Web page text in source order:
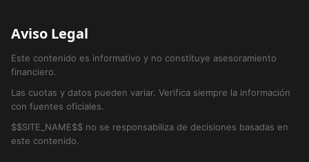
Aviso Legal
Este contenido es informativo y no constituye asesoramiento
financiero.
Las cuotas y datos pueden variar. Verifica siempre la información
con fuentes oficiales.
$$SITE_NAME$$ no se responsabiliza de decisiones basadas en
este contenido.